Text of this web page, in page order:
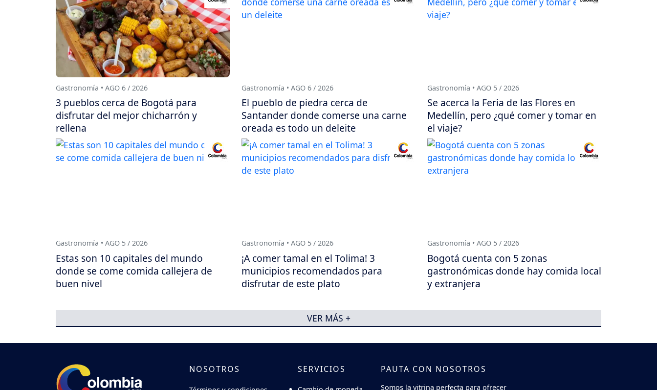
Gastronomía • AGO 6 / 2026
3 pueblos cerca de Bogotá para
disfrutar del mejor chicharrón y
rellena
Gastronomía • AGO 6 / 2026
El pueblo de piedra cerca de
Santander donde comerse una carne
oreada es todo un deleite
Gastronomía • AGO 5 / 2026
Se acerca la Feria de las Flores en
Medellín, pero ¿qué comer y tomar en
el viaje?
Gastronomía • AGO 5 / 2026
Estas son 10 capitales del mundo
donde se come comida callejera de
buen nivel
Gastronomía • AGO 5 / 2026
¡A comer tamal en el Tolima! 3
municipios recomendados para
disfrutar de este plato
Gastronomía • AGO 5 / 2026
Bogotá cuenta con 5 zonas
gastronómicas donde hay comida local
y extranjera
VER MÁS +
NOSOTROS SERVICIOS PAUTA CON NOSOTROS
Somos la vitrina perfecta para ofrecer